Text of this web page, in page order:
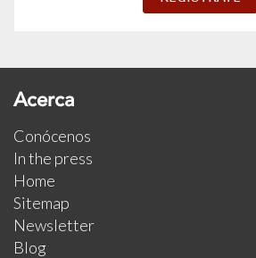
Acerca
Conócenos
In the press
Home
Sitemap
Newsletter
Blog